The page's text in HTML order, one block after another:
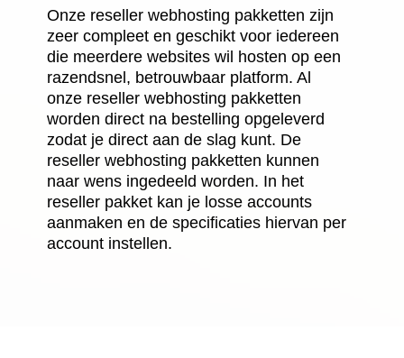
Onze reseller webhosting pakketten zijn
zeer compleet en geschikt voor iedereen
die meerdere websites wil hosten op een
razendsnel, betrouwbaar platform. Al
onze reseller webhosting pakketten
worden direct na bestelling opgeleverd
zodat je direct aan de slag kunt. De
reseller webhosting pakketten kunnen
naar wens ingedeeld worden. In het
reseller pakket kan je losse accounts
aanmaken en de specificaties hiervan per
account instellen.